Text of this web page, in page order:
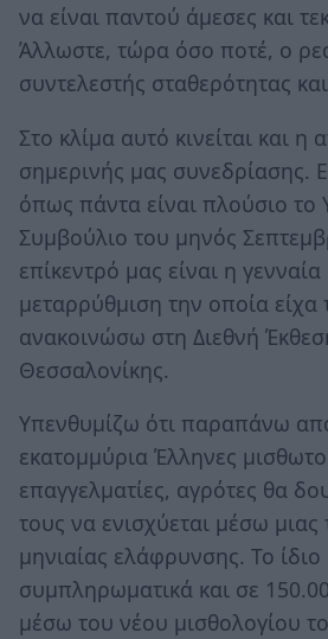
να είναι παντού άμεσες και
Άλλωστε, τώρα όσο ποτέ, ο
συντελεστής σταθερότητας
Στο κλίμα αυτό κινείται και η
σημερινής μας συνεδρίασης.
όπως πάντα είναι πλούσιο το
Συμβούλιο του μηνός
επίκεντρό μας είναι η
μεταρρύθμιση την οποία είχα
ανακοινώσω στη Διεθνή
Θεσσαλονίκης.
Υπενθυμίζω ότι παραπάνω
εκατομμύρια Έλληνες
επαγγελματίες, αγρότες θα
τους να ενισχύεται μέσω μιας
μηνιαίας ελάφρυνσης. Το
συμπληρωματικά και σε
μέσω του νέου μισθολογίου